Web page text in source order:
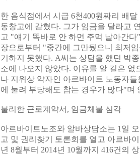
한 음식점에서 시급 6천400원짜리 배
동창고에 갇혔다. 그가 임금을 달라고
고 "얘기 똑바로 안 하면 주먹 날아간
장으로부터 "중간에 그만뒀으니 최저
기하지 못했다. A씨는 상담을 했던 박
소에 나오지 않았다. 이유를 알 길은 없
나 지위상 약자인 아르바이트 노동자
에 눌려 부당해도 참는 경우가 많다"며
불리한 근로계약서, 임금체불 심각
아르바이트노조와 알바상담소는 1일
고 및 권리찾기 토론회를 열고 아르바
년 8월부터 2014년 10월까지 416건의